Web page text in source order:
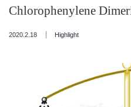
Chlorophenylene
2020.2.18 Highlight